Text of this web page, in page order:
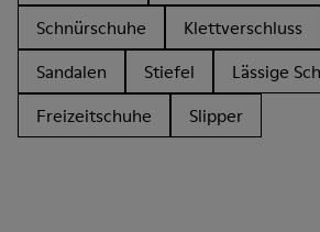
Schnürschuhe
Klettverschluss
Sandalen
Stiefel Lässige
Freizeitschuhe
Slipper